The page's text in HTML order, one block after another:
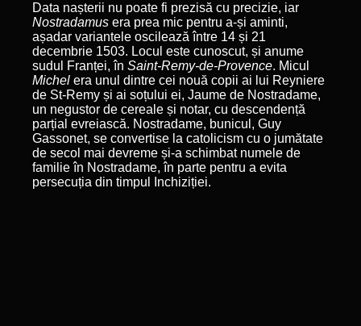
Data nașterii nu poate fi prezisă cu precizie, iar
Nostradamus era prea mic pentru a-și aminti,
așadar variantele oscilează între 14 și 21
decembrie 1503. Locul este cunoscut, și anume
sudul Franței, în Saint-Remy-de-Provence. Micul
Michel era unul dintre cei nouă copii ai lui Reyniere
de St-Remy și ai soțului ei, Jaume de Nostradame,
un negustor de cereale și notar, cu descendență
parțial evreiască. Nostradame, bunicul, Guy
Gassonet, se convertise la catolicism cu o jumătate
de secol mai devreme și-a schimbat numele de
familie în Nostradame, în parte pentru a evita
persecuția din timpul Inchiziției.